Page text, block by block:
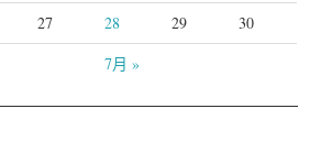
7月 »
27 28 29 30